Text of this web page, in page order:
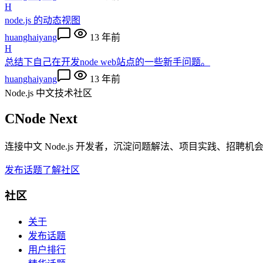
H
node.js 的动态视图
huanghaiyang
13 年前
H
总结下自己在开发node web站点的一些新手问题。
huanghaiyang
13 年前
Node.js 中文技术社区
CNode Next
连接中文 Node.js 开发者，沉淀问题解法、项目实践、招聘机会
发布话题了解社区
社区
关于
发布话题
用户排行